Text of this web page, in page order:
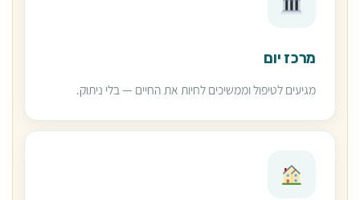
מרכז יום
מגיעים לטיפול וממשיכים לחיות את החיים — בלי ניתוק.